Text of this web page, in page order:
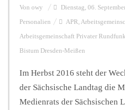
Von owy Dienstag, 06.
Personalien APR,
Arbeitsgemeinschaft Privater Rundfunk
Bistum Dresden-Meißen
Im Herbst 2016 steht der
der Sächsische Landtag die
Medienrats der Sächsischen